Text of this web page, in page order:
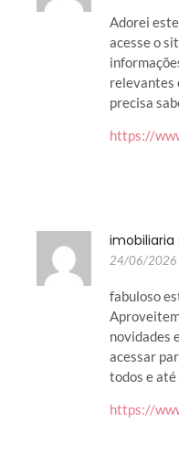
Adorei
acesse o
relevantes
precisa
https://
imobiliaria
24/06/2026
fabuloso
novidades
acessar
todos e até
https://